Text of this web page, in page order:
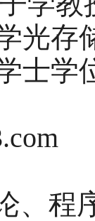
光存
士学
、程